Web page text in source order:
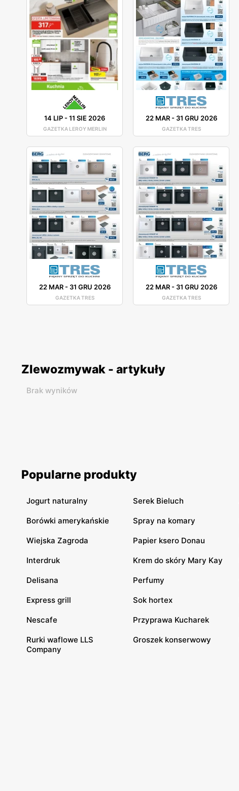
14 LIP-11 SIE 2026
GAZETKA LEROY MERLIN
22 MAR- 31 GRU 2026
GAZETKA TRES
22 MAR- 31 GRU 2026
GAZETKA TRES
22 MAR- 31 GRU 2026
GAZETKA TRES
Zlewozmywak - artykuły
Brak wyników
Popularne produkty
Jogurt naturalny Serek Bieluch
Borówki amerykańskie Spray na komary
Wiejska Zagroda Papier ksero Donau
Interdruk Krem do skóry Mary Kay
Delisana Perfumy
Express grill Sok hortex
Nescafe Przyprawa Kucharek
Rurki waflowe LLS
Company
Groszek konserwowy